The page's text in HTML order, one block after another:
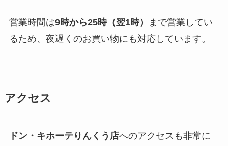
営業時間は9時から25時（翌1時）
まで営業してい
るため、夜遅くのお買い物にも対応しています。
アクセス
ドン・キホーテりんくう店へのアクセスも非常に